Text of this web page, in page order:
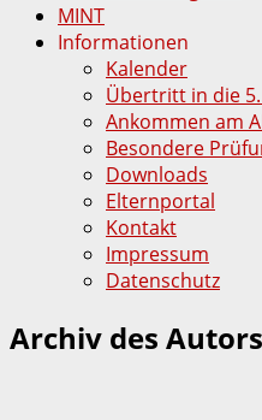
MINT
Informationen
Kalender
Übertritt in die
Ankommen am
Besondere
Downloads
Elternportal
Kontakt
Impressum
Datenschutz
Archiv des